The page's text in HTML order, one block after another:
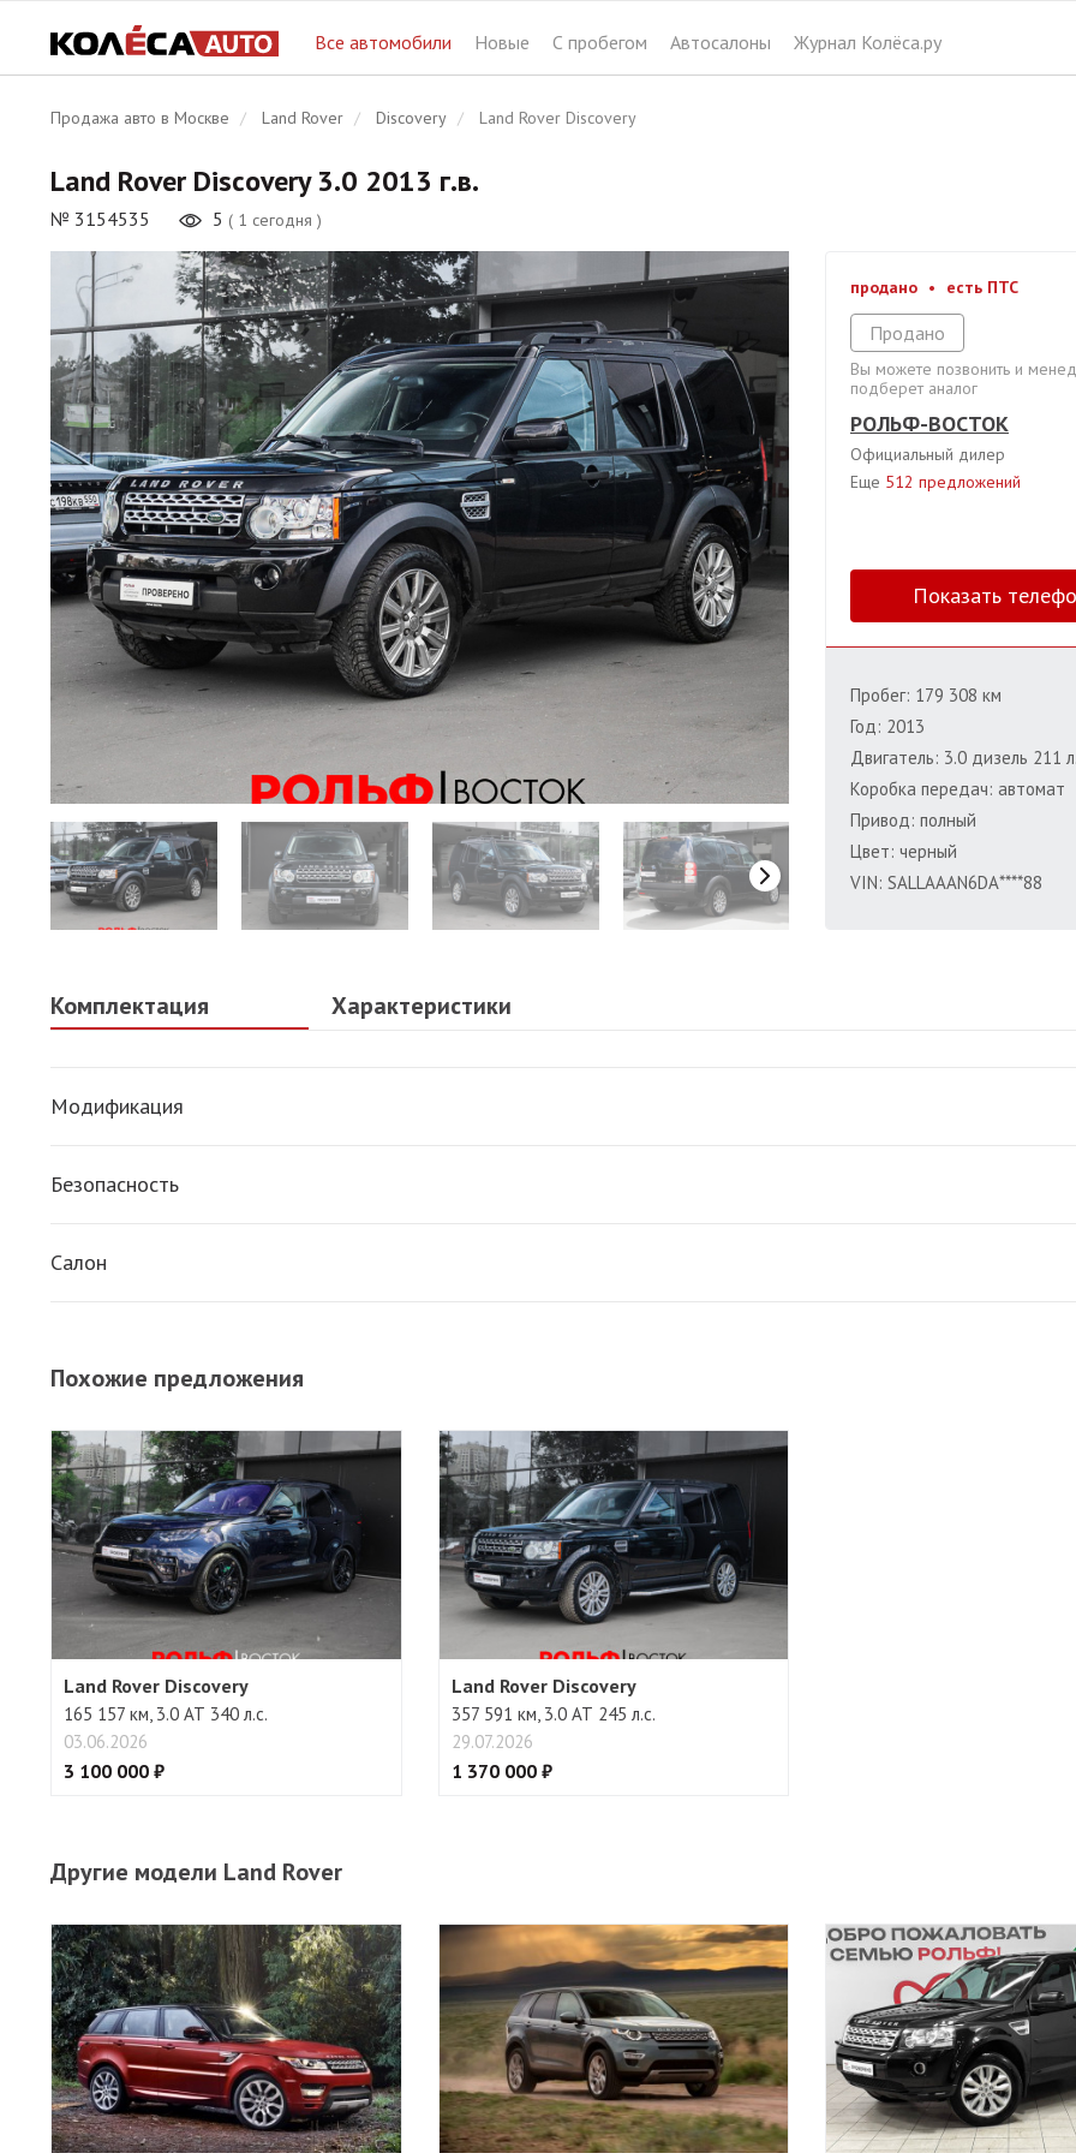
Все автомобили Новые С пробегом Автосалоны Журнал Колёса.ру
Продажа авто в Москве Land Rover Discovery Land Rover Discovery
Land Rover Discovery РОЛЬФ-ВОСТОК
Land Rover Discovery 3.0 2013 г.в.
№ 3154535 5 ( 1 сегодня )
продано • есть ПТС
Продано
Вы можете позвонить и
подберет аналог
РОЛЬФ-ВОСТОК
Официальный дилер
Еще 512 предложений
Показать
Пробег: 179 308 км
Год: 2013
Двигатель: 3.0 дизель 211
Коробка передач: автомат
Привод: полный
Цвет: черный
VIN: SALLAAAN6DA****88
Комплектация Характеристики
Модификация
Безопасность
Салон
Похожие предложения
Land Rover Discovery
165 157 км, 3.0 АТ 340 л.с.
03.06.2026
3 100 000 ₽
Land Rover Discovery
357 591 км, 3.0 АТ 245 л.с.
29.07.2026
1 370 000 ₽
Другие модели Land Rover